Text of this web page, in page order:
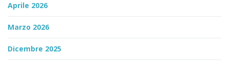
Aprile 2026
Marzo 2026
Dicembre 2025